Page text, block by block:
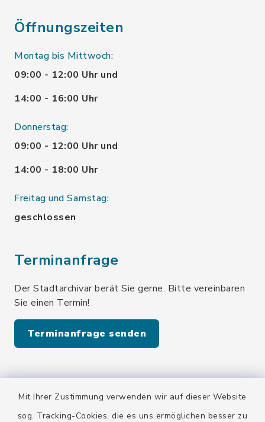
Mit Ihrer Zustimmung verwenden wir auf dieser Website
sog. Tracking-Cookies, die es uns ermöglichen besser zu
Öffnungszeiten
Montag bis Mittwoch:
09:00 - 12:00 Uhr und
14:00 - 16:00 Uhr
Donnerstag:
09:00 - 12:00 Uhr und
14:00 - 18:00 Uhr
Freitag und Samstag:
geschlossen
Terminanfrage
Der Stadtarchivar berät Sie gerne. Bitte vereinbaren
Sie einen Termin!
Terminanfrage senden
Quicklinks
Stadt Wolfratshausen